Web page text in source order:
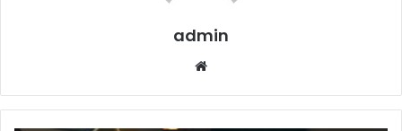
admin